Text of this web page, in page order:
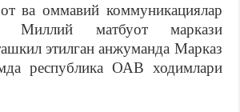
ва оммавий коммуникациялар
Миллий матбуот маркази
этилган анжуманда Марказ
республика ОАВ ходимлари